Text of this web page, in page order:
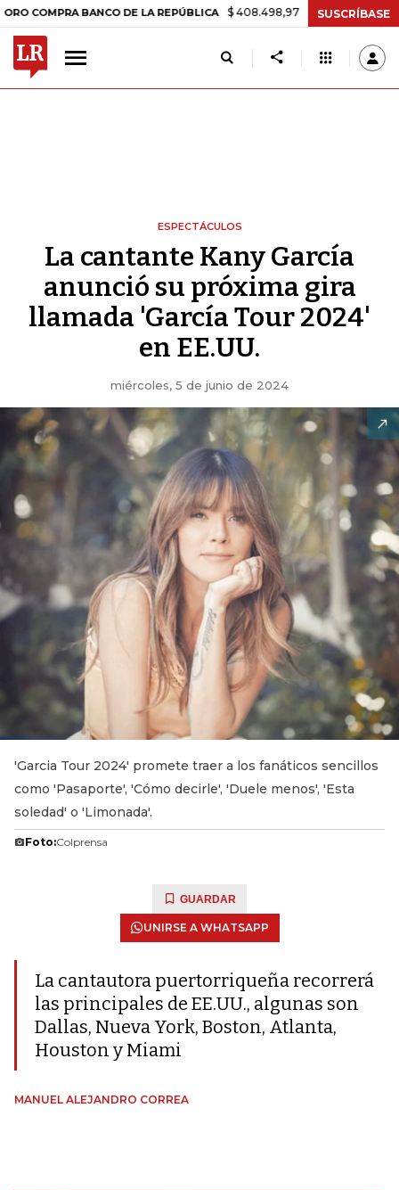
BANCO DE LA REPÚBLICA $ 408.498,97 +$ 8.753,81 +2,19%
SUSCRÍBASE
ESPECTÁCULOS
La cantante Kany García
anunció su próxima gira
llamada 'García Tour 2024'
en EE.UU.
miércoles, 5 de junio de 2024
'Garcia Tour 2024' promete traer a los fanáticos sencillos
como 'Pasaporte', 'Cómo decirle', 'Duele menos', 'Esta
soledad' o 'Limonada'.
Foto:Colprensa
GUARDAR
UNIRSE A WHATSAPP
La cantautora puertorriqueña recorrerá
las principales de EE.UU., algunas son
Dallas, Nueva York, Boston, Atlanta,
Houston y Miami
MANUEL ALEJANDRO CORREA